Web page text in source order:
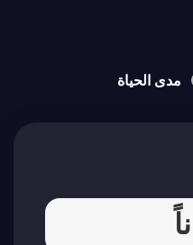
مدى الحياة